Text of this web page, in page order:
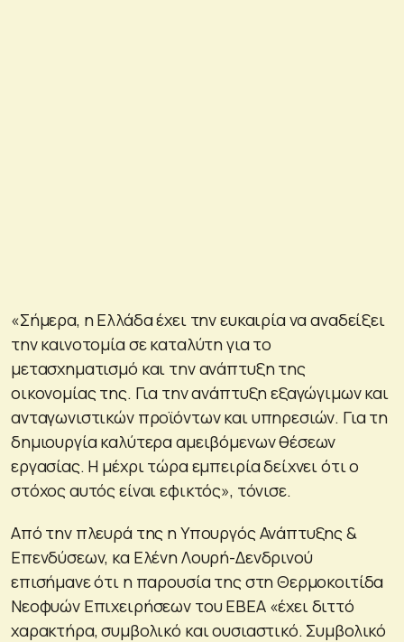
«Σήμερα, η Ελλάδα έχει την ευκαιρία να αναδείξει
την καινοτομία σε καταλύτη για το
μετασχηματισμό και την ανάπτυξη της
οικονομίας της. Για την ανάπτυξη εξαγώγιμων και
ανταγωνιστικών προϊόντων και υπηρεσιών. Για τη
δημιουργία καλύτερα αμειβόμενων θέσεων
εργασίας. Η μέχρι τώρα εμπειρία δείχνει ότι ο
στόχος αυτός είναι εφικτός», τόνισε.
Από την πλευρά της η Υπουργός Ανάπτυξης &
Επενδύσεων, κα Ελένη Λουρή-Δενδρινού
επισήμανε ότι η παρουσία της στη Θερμοκοιτίδα
Νεοφυών Επιχειρήσεων του ΕΒΕΑ «έχει διττό
χαρακτήρα, συμβολικό και ουσιαστικό. Συμβολικό